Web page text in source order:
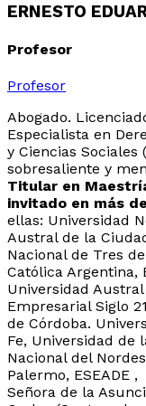
ERNESTO
Profesor
Profesor
Abogado.
Especialista en
y Ciencias Sociales
sobresaliente y
Titular en
invitado en más
ellas: Universidad
Austral de la
Nacional de Tres
Católica Argentina,
Universidad
Empresarial Siglo
de Córdoba.
Fe, Universidad de
Nacional del
Palermo, ESEADE
Señora de la